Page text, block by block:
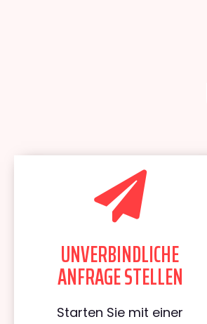
UNVERBINDLICHE
ANFRAGE STELLEN
Starten Sie mit einer